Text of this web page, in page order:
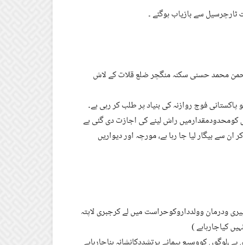
ٹارچرسیل سے بازیاب ہوگئے ۔
محمد حسنی سکنہ منگچر ضلع قلات کے لاش
فوج روازنہ کی بنیاد پر طلب کر رہی ہے۔
کومحدودمقدارمیں راش لینے کی اجازت دی گئی ہے
ان سے بیگار لیا جا رہا ہے، مورچہ اور دیواریں
ودرمان وولدداروکوحراست میں لے کرجبری لاپتہ
کیاجارہاہے )